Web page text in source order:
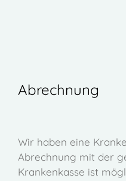
Abrechnung
Wir haben eine
Abrechnung mit der
Krankenkasse ist